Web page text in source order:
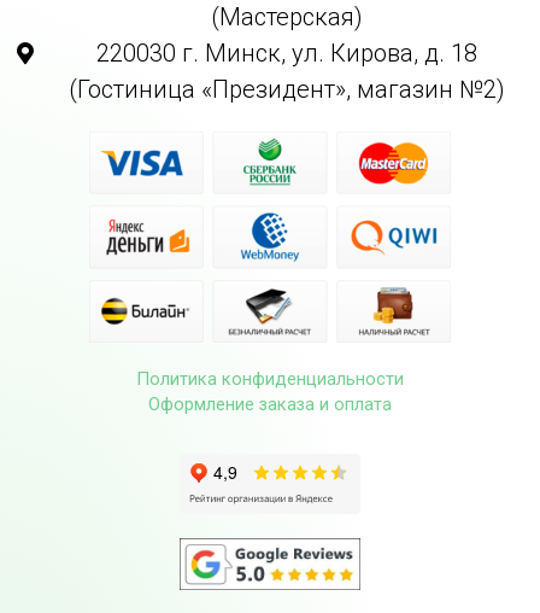
(Мастерская)
220030 г. Минск, ул. Кирова, д. 18
(Гостиница «Президент», магазин №2)
Политика конфиденциальности
Оформление заказа и оплата